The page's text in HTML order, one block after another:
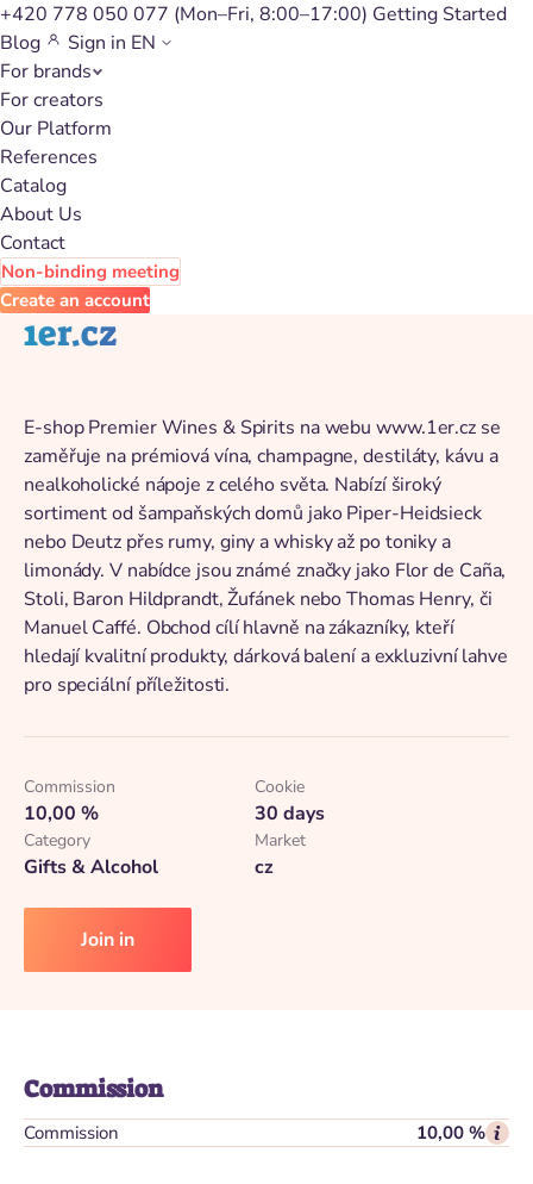
+420 778 050 077 (Mon–Fri, 8:00–17:00) Getting Started
Blog
Sign in EN
For brands
For creators
Our Platform
References
Catalog
About Us
Contact
Non-binding meeting
Create an account
Back to catalog
1er.cz
E-shop Premier Wines & Spirits na webu www.1er.cz se
zaměřuje na prémiová vína, champagne, destiláty, kávu a
nealkoholické nápoje z celého světa. Nabízí široký
sortiment od šampaňských domů jako Piper-Heidsieck
nebo Deutz přes rumy, giny a whisky až po toniky a
limonády. V nabídce jsou známé značky jako Flor de Caña,
Stoli, Baron Hildprandt, Žufánek nebo Thomas Henry, či
Manuel Caffé. Obchod cílí hlavně na zákazníky, kteří
hledají kvalitní produkty, dárková balení a exkluzivní lahve
pro speciální příležitosti.
Commission
10,00 %
Cookie
30 days
Category
Gifts & Alcohol
Market
cz
Join in
Commission
Commission 10,00 %